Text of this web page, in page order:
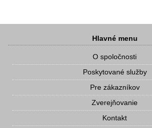
Hlavné menu
O spoločnosti
Poskytované služby
Pre zákazníkov
Zverejňovanie
Kontakt